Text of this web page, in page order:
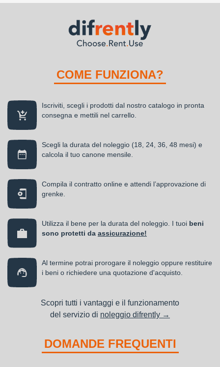
COME FUNZIONA?
Iscriviti, scegli i prodotti dal nostro catalogo in pronta
consegna e mettili nel carrello.
Scegli la durata del noleggio (18, 24, 36, 48 mesi) e
calcola il tuo canone mensile.
Compila il contratto online e attendi l’approvazione di
grenke.
Utilizza il bene per la durata del noleggio. I tuoi beni
sono protetti da assicurazione!
Al termine potrai prorogare il noleggio oppure restituire
i beni o richiedere una quotazione d'acquisto.
Scopri tutti i vantaggi e il funzionamento
del servizio di noleggio difrently →
DOMANDE FREQUENTI